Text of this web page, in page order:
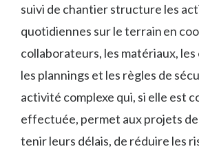
suivi de chantier structure les
quotidiennes sur le terrain en
collaborateurs, les matériaux,
les plannings et les règles de
activité complexe qui, si elle est
effectuée, permet aux projets
tenir leurs délais, de réduire les